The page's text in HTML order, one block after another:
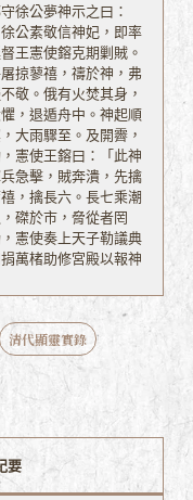
徐公夢神示之曰：
公素敬信神妃，即率
王憲使鎔克期剿賊。
掠蓼禧，禱於神，弗
敬。俄有火焚其身，
，退遁舟中。神起順
大雨驟至。及開霽，
憲使王鎔曰：「此神
急擊，賊奔潰，先擒
，擒長六。長七乘潮
磔於市，脅從者罔
憲使奏上天子勒議典
萬楮助修宮殿以報神
清代顯靈實錄
要